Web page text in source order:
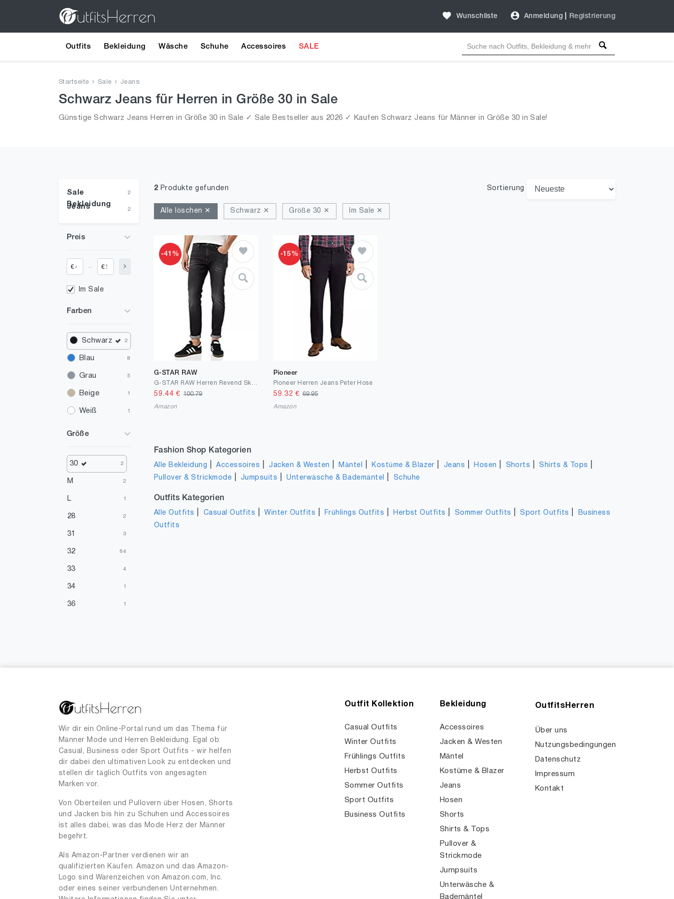
Wunschliste Anmeldung Registrierung
Outfits Bekleidung Wäsche Schuhe Accessoires SALE
Startseite Sale Jeans
Schwarz Jeans für Herren in Größe 30 in Sale
Günstige Schwarz Jeans Herren in Größe 30 in Sale ✓ Sale Bestseller aus 2026 ✓ Kaufen Schwarz Jeans für Männer in Größe 30 in Sale!
Sale
Bekleidung
2
Jeans 2
Preis
€ €
Im Sale
Farben
Schwarz 2
Blau 8
Grau 5
Beige 1
Weiß 1
Größe
30 2
M 2
L 1
28 2
31 3
32 64
33 4
34 1
36 1
2 Produkte gefunden Sortierung
Alle löschen ✕ Schwarz ✕ Größe 30 ✕ Im Sale ✕
-41%
G-STAR RAW
59.44 €100.79
Amazon
-15%
Pioneer
Pioneer Herren Jeans Peter Hose
59.32 € 69.95
Amazon
Fashion Shop Kategorien
Alle Bekleidung |Accessoires |Jacken & Westen Mäntel Kostüme & Blazer Jeans Hosen Shorts |Shirts & Tops
Pullover & Strickmode |Jumpsuits |Unterwäsche & Bademäntel Schuhe
Outfits Kategorien
Alle Outfits Casual Outfits |Winter Outfits Frühlings Outfits Herbst Outfits Sommer Outfits |Sport Outfits
Business
Outfits
Wir dir ein Online-Portal rund um das Thema für
Männer Mode und Herren Bekleidung. Egal ob
Casual, Business oder Sport Outfits - wir helfen
dir dabei den ultimativen Look zu entdecken und
stellen dir täglich Outfits von angesagten
Marken vor.
Von Oberteilen und Pullovern über Hosen, Shorts
und Jacken bis hin zu Schuhen und Accessoires
ist alles dabei, was das Mode Herz der Männer
begehrt.
Als Amazon-Partner verdienen wir an
qualifizierten Käufen. Amazon und das Amazon-
Logo sind Warenzeichen von Amazon.com, Inc.
oder eines seiner verbundenen Unternehmen.
Outfit Kollektion
Casual Outfits
Winter Outfits
Frühlings Outfits
Herbst Outfits
Sommer Outfits
Sport Outfits
Business Outfits
Bekleidung
Accessoires
Jacken & Westen
Mäntel
Kostüme & Blazer
Jeans
Hosen
Shorts
Shirts & Tops
Pullover &
Strickmode
Jumpsuits
Unterwäsche &
Bademäntel
OutfitsHerren
Über uns
Nutzungsbedingungen
Datenschutz
Impressum
Kontakt